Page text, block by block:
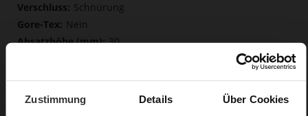
Zustimmung Details Über Cookies
Schnürung
Nein
30
hochwertiges Lammleder in matter Optik